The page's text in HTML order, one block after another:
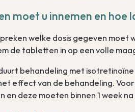
moet u innemen en hoe
welke dosis gegeven
de tabletten in op een volle
behandeling met
effect van de behandeling.
en deze moeten binnen 1 week